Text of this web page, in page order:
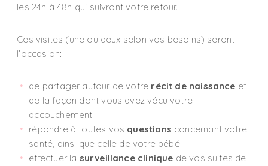
les 24h à 48h qui suivront votre retour.
Ces visites (une ou deux selon vos besoins) seront
l’occasion:
de partager autour de votre récit de naissance et
de la façon dont vous avez vécu votre
accouchement
répondre à toutes vos questions concernant votre
santé, ainsi que celle de votre bébé
effectuer la surveillance clinique de vos suites de